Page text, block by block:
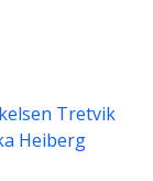
Tretvik
Heiberg